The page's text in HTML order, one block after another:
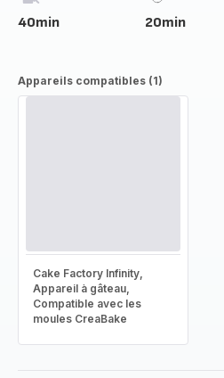
40min 20min
Appareils compatibles (1)
Cake Factory Infinity,
Appareil à gâteau,
Compatible avec les
moules CreaBake